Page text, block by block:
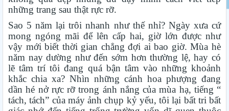
những trang sau thật rực rỡ.
Sao 5 năm lại trôi nhanh như thế nhỉ? Ngày xưa cứ
mong ngóng mãi để lên cấp hai, giờ lớn được như
vậy mới biết thời gian chẳng đợi ai bao giờ. Mùa hè
năm nay dường như đến sớm hơn thường lệ, hay có
lẽ tâm trí tôi đang quá bận tâm vào những khoảnh
khắc chia xa? Nhìn những cánh hoa phượng đang
dần hé nở rực rỡ trong ánh nắng của mùa hạ, tiếng “
tách, tách” của máy ảnh chụp kỷ yếu, tôi lại bất tri bất